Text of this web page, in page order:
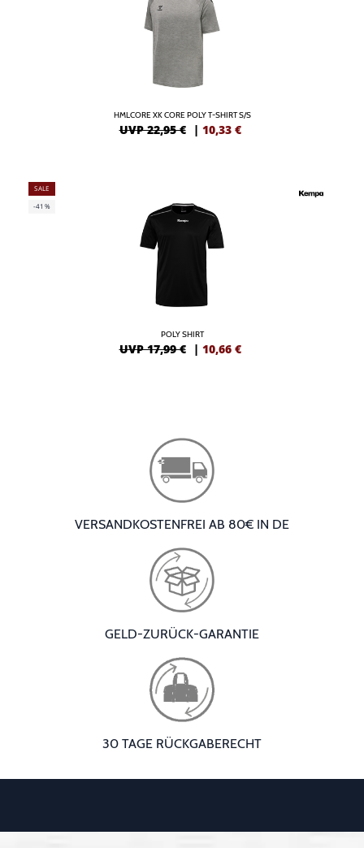
HMLCORE XK CORE POLY T-SHIRT S/S
UVP 22,95 € | 10,33 €
SALE
-41%
POLY SHIRT
UVP 17,99 € | 10,66 €
VERSANDKOSTENFREI AB 80€ IN DE
GELD-ZURÜCK-GARANTIE
30 TAGE RÜCKGABERECHT